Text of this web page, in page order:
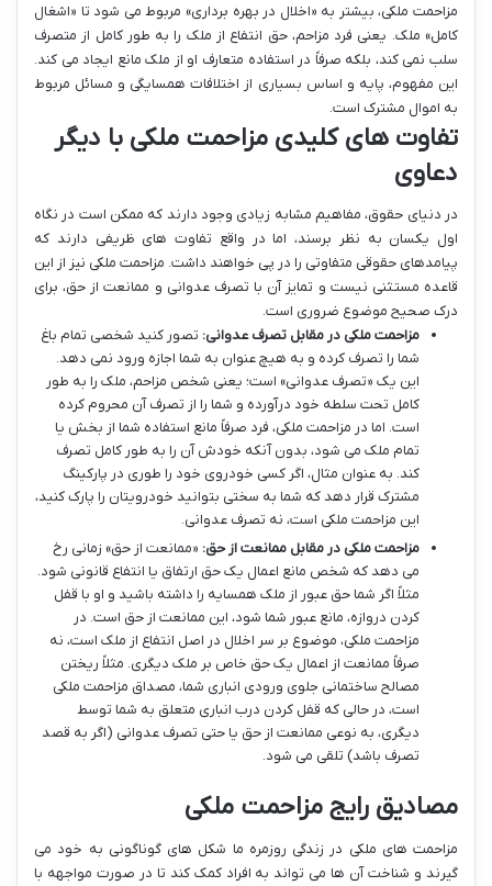
مزاحمت ملکی، بیشتر به «اخلال در بهره برداری» مربوط می شود تا «اشغال
کامل» ملک. یعنی فرد مزاحم، حق انتفاع از ملک را به طور کامل از متصرف
سلب نمی کند، بلکه صرفاً در استفاده متعارف او از ملک مانع ایجاد می کند.
این مفهوم، پایه و اساس بسیاری از اختلافات همسایگی و مسائل مربوط
به اموال مشترک است.
تفاوت های کلیدی مزاحمت ملکی با دیگر
دعاوی
در دنیای حقوق، مفاهیم مشابه زیادی وجود دارند که ممکن است در نگاه
اول یکسان به نظر برسند، اما در واقع تفاوت های ظریفی دارند که
پیامدهای حقوقی متفاوتی را در پی خواهند داشت. مزاحمت ملکی نیز از این
قاعده مستثنی نیست و تمایز آن با تصرف عدوانی و ممانعت از حق، برای
درک صحیح موضوع ضروری است.
مزاحمت ملکی در مقابل تصرف عدوانی: تصور کنید شخصی تمام باغ
شما را تصرف کرده و به هیچ عنوان به شما اجازه ورود نمی دهد.
این یک «تصرف عدوانی» است؛ یعنی شخص مزاحم، ملک را به طور
کامل تحت سلطه خود درآورده و شما را از تصرف آن محروم کرده
است. اما در مزاحمت ملکی، فرد صرفاً مانع استفاده شما از بخش یا
تمام ملک می شود، بدون آنکه خودش آن را به طور کامل تصرف
کند. به عنوان مثال، اگر کسی خودروی خود را طوری در پارکینگ
مشترک قرار دهد که شما به سختی بتوانید خودرویتان را پارک کنید،
این مزاحمت ملکی است، نه تصرف عدوانی.
مزاحمت ملکی در مقابل ممانعت از حق: «ممانعت از حق» زمانی رخ
می دهد که شخص مانع اعمال یک حق ارتفاق یا انتفاع قانونی شود.
مثلاً اگر شما حق عبور از ملک همسایه را داشته باشید و او با قفل
کردن دروازه، مانع عبور شما شود، این ممانعت از حق است. در
مزاحمت ملکی، موضوع بر سر اخلال در اصل انتفاع از ملک است، نه
صرفاً ممانعت از اعمال یک حق خاص بر ملک دیگری. مثلاً ریختن
مصالح ساختمانی جلوی ورودی انباری شما، مصداق مزاحمت ملکی
است، در حالی که قفل کردن درب انباری متعلق به شما توسط
دیگری، به نوعی ممانعت از حق یا حتی تصرف عدوانی (اگر به قصد
تصرف باشد) تلقی می شود.
مصادیق رایج مزاحمت ملکی
مزاحمت های ملکی در زندگی روزمره ما شکل های گوناگونی به خود می
گیرند و شناخت آن ها می تواند به افراد کمک کند تا در صورت مواجهه با